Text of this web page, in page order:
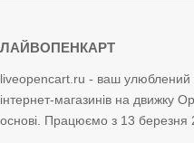
ЛАЙВОПЕНКАРТ
liveopencart.ru - ваш улюблений
інтернет-магазинів на движку
основі. Працюємо з 13 березня